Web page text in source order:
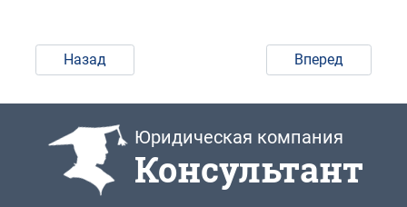
Назад Вперед
Юридическая компания
Консультант